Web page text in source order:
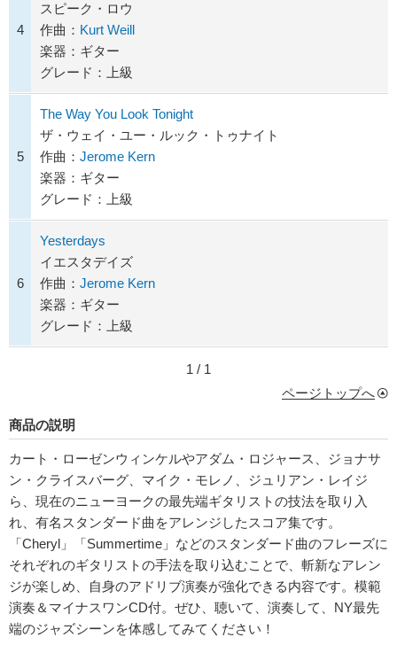
4
スピーク・ロウ
作曲： Kurt Weill
楽器：ギター
グレード：上級
5
The Way You Look Tonight
ザ・ウェイ・ユー・ルック・トゥナイト
作曲： Jerome Kern
楽器：ギター
グレード：上級
6
Yesterdays
イエスタデイズ
作曲： Jerome Kern
楽器：ギター
グレード：上級
1 / 1
ページトップへ
商品の説明
カート・ローゼンウィンケルやアダム・ロジャース、ジョナサ
ン・クライスバーグ、マイク・モレノ、ジュリアン・レイジ
ら、現在のニューヨークの最先端ギタリストの技法を取り入
れ、有名スタンダード曲をアレンジしたスコア集です。
「Cheryl」「Summertime」などのスタンダード曲のフレーズに
それぞれのギタリストの手法を取り込むことで、斬新なアレン
ジが楽しめ、自身のアドリブ演奏が強化できる内容です。模範
演奏＆マイナスワンCD付。ぜひ、聴いて、演奏して、NY最先
端のジャズシーンを体感してみてください！